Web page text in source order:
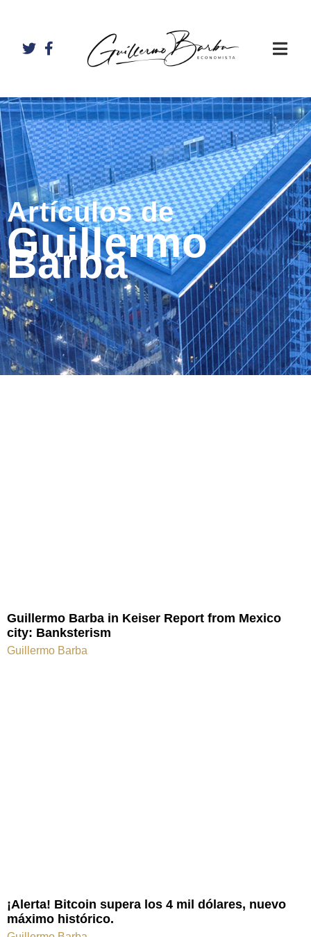
Artículos de
Guillermo
Barba
Guillermo Barba in Keiser Report from Mexico
city: Banksterism
Guillermo Barba
¡Alerta! Bitcoin supera los 4 mil dólares, nuevo
máximo histórico.